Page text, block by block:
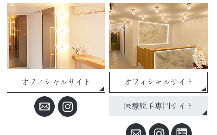
オフィシャルサイト オフィシャルサイト
医療脱毛専門サイト